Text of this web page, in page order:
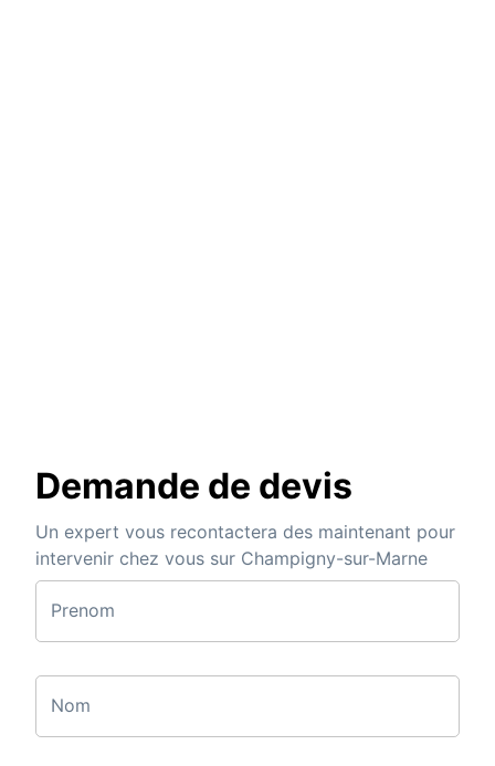
Demande de devis
Un expert vous recontactera des maintenant pour
intervenir chez vous sur Champigny-sur-Marne
Prenom
Nom